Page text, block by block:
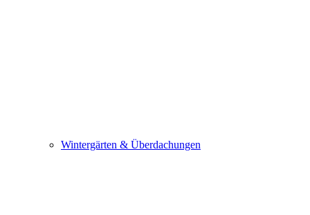
Wintergärten & Überdachungen